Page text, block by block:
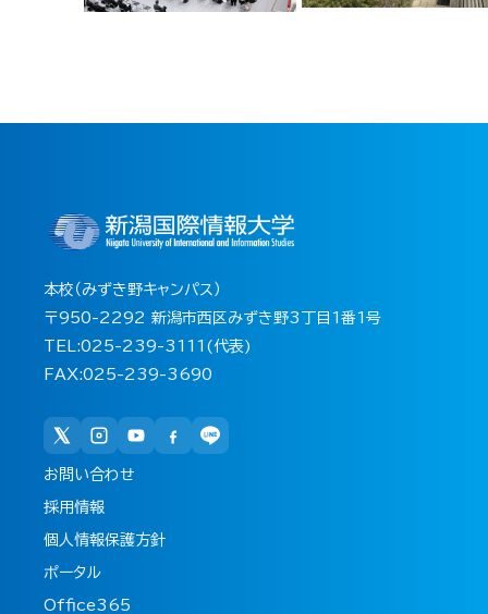
本校（みずき野キャンパス）
〒950-2292 新潟市西区みずき野3丁目1番1号
TEL:025-239-3111(代表)
FAX:025-239-3690
お問い合わせ
採用情報
個人情報保護方針
ポータル
Office365